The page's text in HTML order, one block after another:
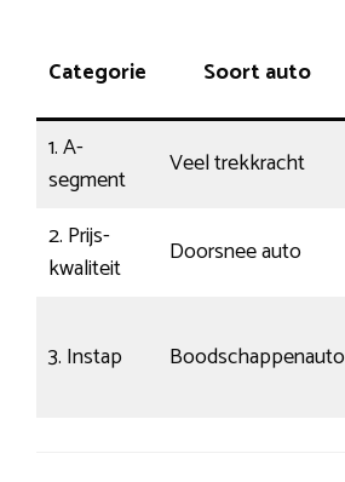
Categorie Soort auto
1. A-
segment
Veel trekkracht
2. Prijs-
kwaliteit
Doorsnee auto
3. Instap Boodschappenauto